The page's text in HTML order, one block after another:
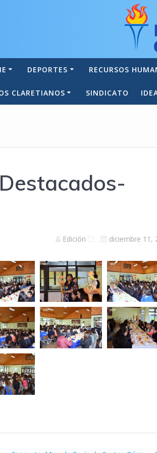
DEPORTES RECURSOS
CLARETIANOS SINDICATO
Edición diciembre 11,